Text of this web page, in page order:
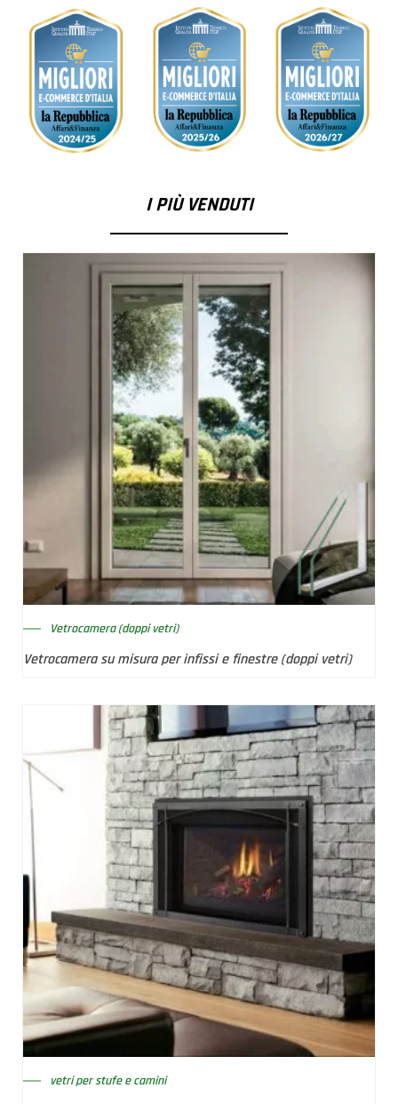
I PIÙ VENDUTI
Vetrocamera (doppi vetri)
Vetrocamera su misura per infissi e finestre (doppi vetri)
vetri per stufe e camini